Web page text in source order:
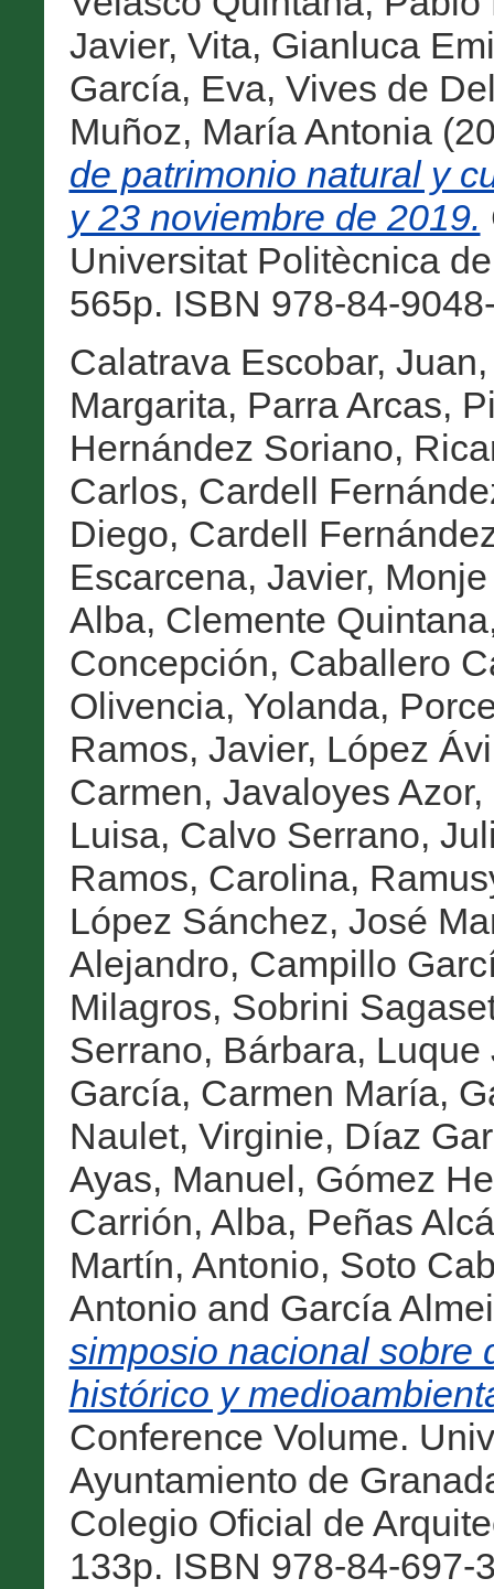
Javier, Vita, Gianluca
García, Eva, Vives de
Muñoz, María Antonia
de patrimonio natural y
y 23 noviembre de 2019.
Universitat Politècnica
565p. ISBN 978-84-
Calatrava Escobar, Juan
Margarita, Parra Arcas,
Hernández Soriano,
Carlos, Cardell
Diego, Cardell
Escarcena, Javier,
Alba, Clemente
Concepción, Caballero
Olivencia, Yolanda,
Ramos, Javier, López
Carmen, Javaloyes
Luisa, Calvo Serrano,
Ramos, Carolina,
López Sánchez, José
Alejandro, Campillo
Milagros, Sobrini
Serrano, Bárbara, Luque
García, Carmen María,
Naulet, Virginie, Díaz
Ayas, Manuel, Gómez
Carrión, Alba, Peñas
Martín, Antonio, Soto
Antonio and García
simposio nacional sobre
histórico y
Conference Volume.
Ayuntamiento de
Colegio Oficial de
133p. ISBN 978-84-697-